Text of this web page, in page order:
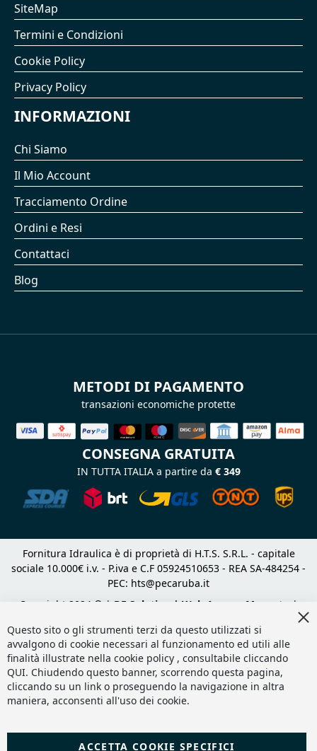
SiteMap
Termini e Condizioni
Cookie Policy
Privacy Policy
INFORMAZIONI
Chi Siamo
Il Mio Account
Tracciamento Ordine
Ordini e Resi
Contattaci
Blog
METODI DI PAGAMENTO
transazioni economiche protette
CONSEGNA GRATUITA
IN TUTTA ITALIA a partire da € 349
Fornitura Idraulica è di proprietà di H.T.S. S.R.L. - capitale
sociale 10.000€ i.v. - P.iva e C.F 05924510653 - REA SA-484254 -
PEC: hts@pecaruba.it
Copyright 2024 © | DF Solution | Web Agency Magento
|
Questo sito o gli strumenti terzi da questo utilizzati si
avvalgono di cookie necessari al funzionamento ed utili alle
finalità illustrate nella cookie policy , consultabile cliccando
QUI. Chiudendo questo banner, scorrendo questa pagina,
cliccando su un link o proseguendo la navigazione in altra
maniera, acconsenti all'uso dei cookie.
ACCETTA COOKIE SPECIFICI